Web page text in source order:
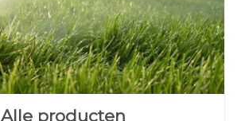
Alle producten